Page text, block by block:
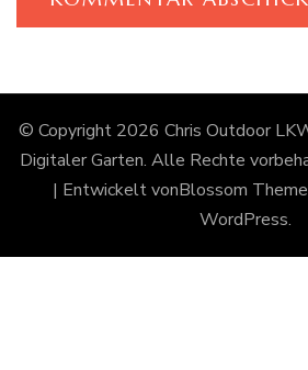
© Copyright 2026 Chris Outdoor
Digitaler Garten. Alle Rechte
| Entwickelt vonBlossom
WordPress.